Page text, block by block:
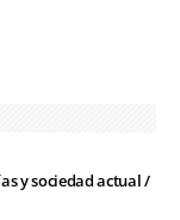
y sociedad actual /